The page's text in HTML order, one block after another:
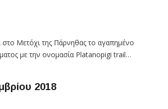
στο Μετόχι της Πάρνηθας το αγαπημένο
με την ονομασία Platanopigi trail…
2018